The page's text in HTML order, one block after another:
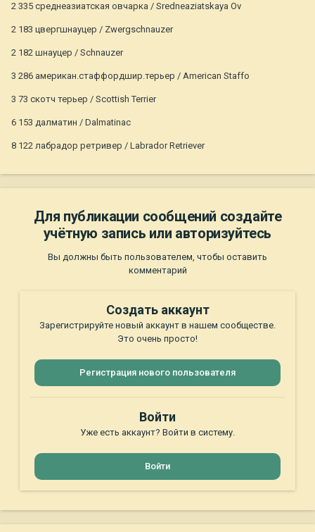
2 335 среднеазиатская овчарка / Sredneaziatskaya Ov
2 183 цвергшнауцер / Zwergschnauzer
2 182 шнауцер / Schnauzer
3 286 американ.стаффордшир.терьер / American Staffo
3 73 скотч терьер / Scottish Terrier
6 153 далматин / Dalmatinac
8 122 лабрадор ретривер / Labrador Retriever
Для публикации сообщений создайте
учётную запись или авторизуйтесь
Вы должны быть пользователем, чтобы оставить
комментарий
Создать аккаунт
Зарегистрируйте новый аккаунт в нашем сообществе.
Это очень просто!
Регистрация нового пользователя
Войти
Уже есть аккаунт? Войти в систему.
Войти